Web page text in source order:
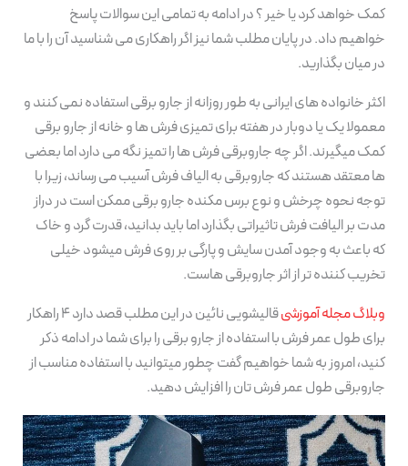
کمک خواهد کرد یا خیر ؟ در ادامه به تمامی این سوالات پاسخ
خواهیم داد. در پایان مطلب شما نیز اگر راهکاری می شناسید آن را با ما
در میان بگذارید.
اکثر خانواده های ایرانی به طور روزانه از جارو برقی استفاده نمی کنند و
معمولا یک یا دوبار در هفته برای تمیزی فرش ها و خانه از جارو برقی
کمک میگیرند. اگر چه جاروبرقی فرش ها را تمیز نگه می دارد اما بعضی
ها معتقد هستند که جاروبرقی به الیاف فرش آسیب می رساند، زیرا با
توجه نحوه چرخش و نوع برس مکنده جارو برقی ممکن است در دراز
مدت بر الیافت فرش تاثیراتی بگذارد اما باید بدانید، قدرت گرد و خاک
که باعث به وجود آمدن سایش و پارگی بر روی فرش میشود خیلی
تخریب کننده تر از اثر جاروبرقی هاست.
وبلاگ مجله آموزشی
قالیشویی نائین در این مطلب قصد دارد ۴ راهکار
برای طول عمر فرش با استفاده از جارو برقی را برای شما در ادامه ذکر
کنید، امروز به شما خواهیم گفت چطور میتوانید با استفاده مناسب از
جاروبرقی طول عمر فرش تان را افزایش دهید.